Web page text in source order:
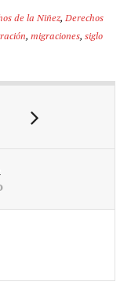
de la Niñez, Derechos
, migraciones, siglo